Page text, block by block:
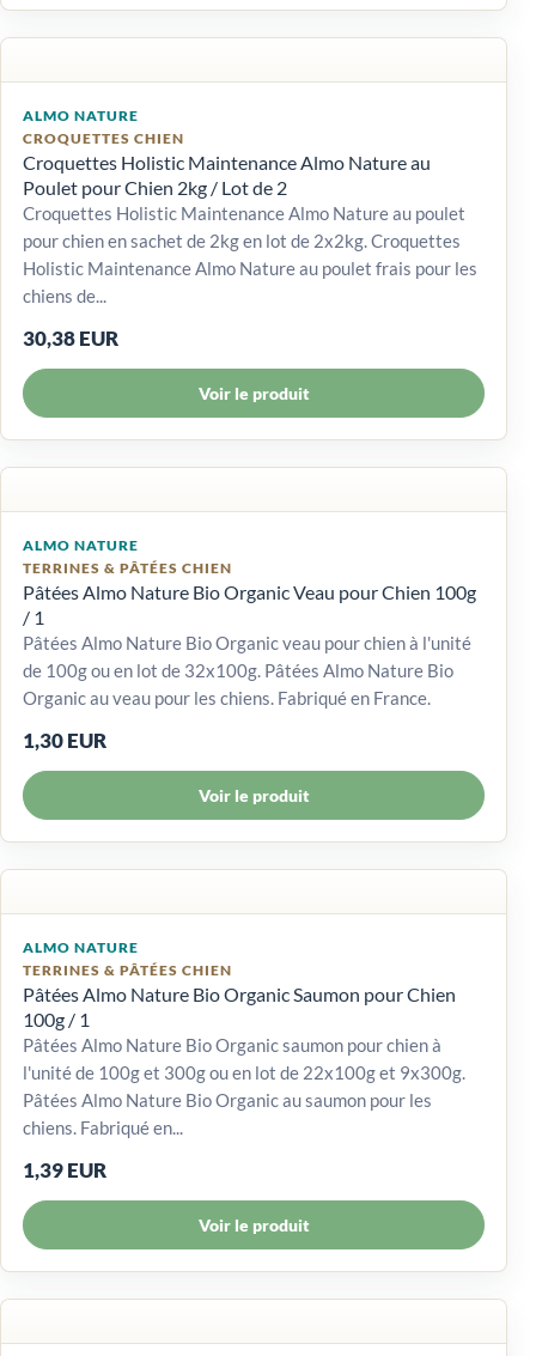
ALMO NATURE
CROQUETTES CHIEN
Croquettes Holistic Maintenance Almo Nature au
Poulet pour Chien 2kg / Lot de 2
Croquettes Holistic Maintenance Almo Nature au poulet
pour chien en sachet de 2kg en lot de 2x2kg. Croquettes
Holistic Maintenance Almo Nature au poulet frais pour les
chiens de...
30,38 EUR
Voir le produit
ALMO NATURE
TERRINES & PÂTÉES CHIEN
Pâtées Almo Nature Bio Organic Veau pour Chien 100g
/ 1
Pâtées Almo Nature Bio Organic veau pour chien à l'unité
de 100g ou en lot de 32x100g. Pâtées Almo Nature Bio
Organic au veau pour les chiens. Fabriqué en France.
1,30 EUR
Voir le produit
ALMO NATURE
TERRINES & PÂTÉES CHIEN
Pâtées Almo Nature Bio Organic Saumon pour Chien
100g / 1
Pâtées Almo Nature Bio Organic saumon pour chien à
l'unité de 100g et 300g ou en lot de 22x100g et 9x300g.
Pâtées Almo Nature Bio Organic au saumon pour les
chiens. Fabriqué en...
1,39 EUR
Voir le produit